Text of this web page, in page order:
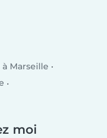
Marseille
moi